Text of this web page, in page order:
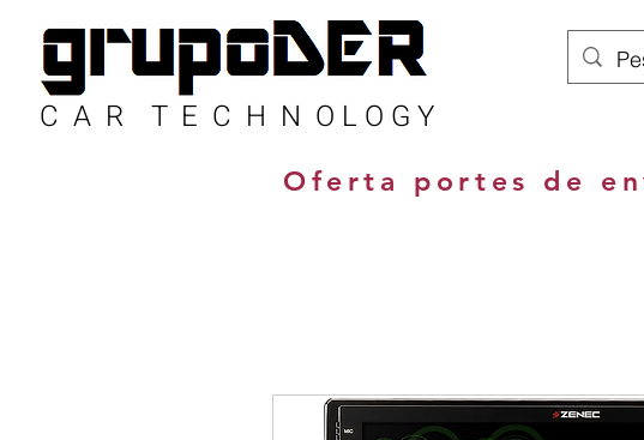
C A R T E C H N O L O G Y
Oferta portes de